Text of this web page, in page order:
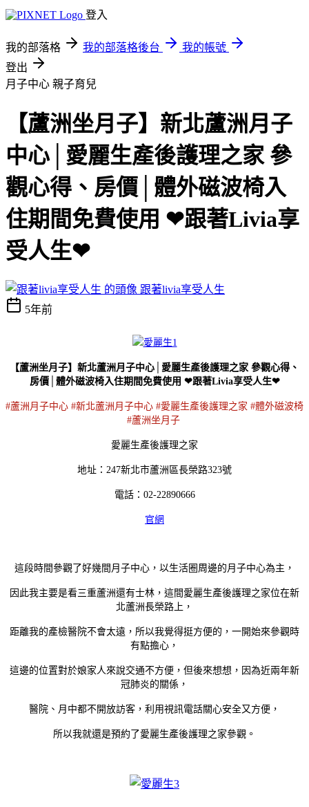
登入
我的部落格 我的部落格後台
我的帳號
登出
月子中心 親子育兒
【蘆洲坐月子】新北蘆洲月子
中心│愛麗生產後護理之家 參
觀心得、房價│體外磁波椅入
住期間免費使用 ❤跟著Livia享
受人生❤
跟著livia享受人生
5年前
【蘆洲坐月子】新北蘆洲月子中心│愛麗生產後護理之家 參觀心得、
房價│體外磁波椅入住期間免費使用 ❤跟著Livia享受人生❤
#蘆洲月子中心 #新北蘆洲月子中心 #愛麗生產後護理之家 #體外磁波椅
#蘆洲坐月子
愛麗生產後護理之家
地址：247新北市蘆洲區長榮路323號
電話：02-22890666
官網
這段時間參觀了好幾間月子中心，以生活圈周邊的月子中心為主，
因此我主要是看三重蘆洲還有士林，這間愛麗生產後護理之家位在新
北蘆洲長榮路上，
距離我的產檢醫院不會太遠，所以我覺得挺方便的，一開始來參觀時
有點擔心，
這邊的位置對於娘家人來說交通不方便，但後來想想，因為近兩年新
冠肺炎的關係，
醫院、月中都不開放訪客，利用視訊電話關心安全又方便，
所以我就還是預約了愛麗生產後護理之家參觀。